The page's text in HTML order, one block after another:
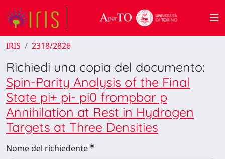
IRIS 2318/2826
Richiedi una copia del documento:
Spin-Parity Analysis of the Final
State pi+ pi- pi0 frompbar p
Annihilation at Rest in Hydrogen
Targets at Three Densities
Nome del richiedente